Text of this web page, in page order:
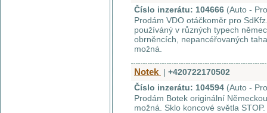
Číslo inzerátu: 104666 (Auto -
Prodám VDO otáčkoměr pro
používáný v různých typech
obrněncích, nepancéřovaných
možná.
Notek | +420722170502
Číslo inzerátu: 104594 (Auto -
Prodám Botek originální
možná. Sklo koncové světla STOP.